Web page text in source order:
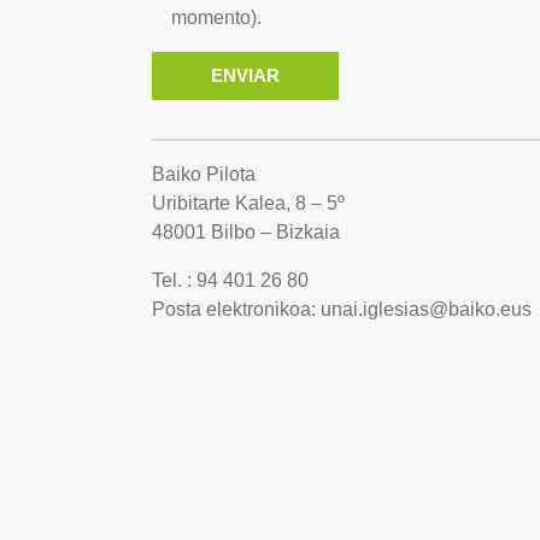
momento).
Baiko Pilota
Uribitarte Kalea, 8 – 5º
48001 Bilbo – Bizkaia
Tel. : 94 401 26 80
Posta elektronikoa: unai.iglesias@baiko.eus